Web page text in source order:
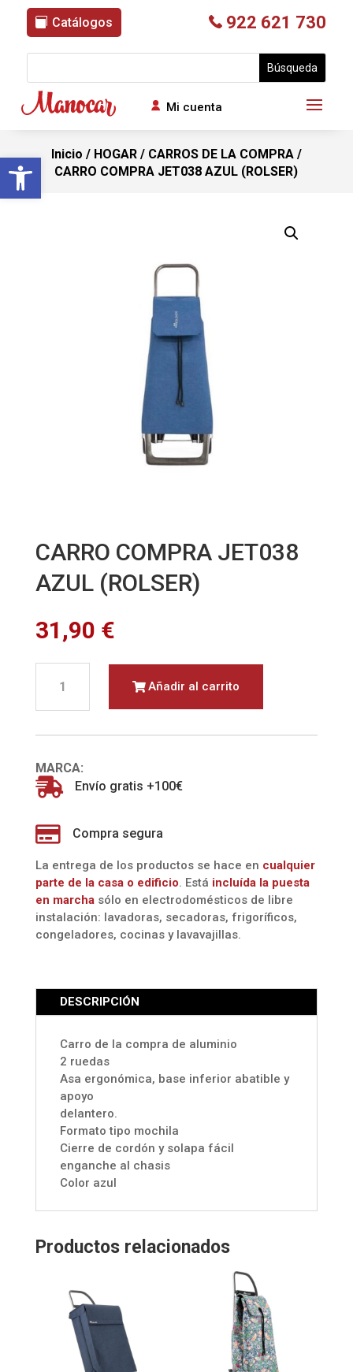
Abrir barra de herramientas
Catálogos 922 621 730
Mi cuenta
Inicio / HOGAR/ CARROS DE LA COMPRA/
CARRO COMPRA JET038 AZUL (ROLSER)
CARRO COMPRA JET038
AZUL (ROLSER)
31,90 €
COMPRA
Añadir al carrito
MARCA:
 Envío gratis +100€
 Compra segura
La entrega de los productos se hace en cualquier
parte de la casa o edificio. Está incluída la puesta
en marchasólo en electrodomésticos de libre
instalación: lavadoras, secadoras, frigoríficos,
congeladores, cocinas y lavavajillas.
DESCRIPCIÓN
Carro de la compra de aluminio
2 ruedas
Asa ergonómica, base inferior abatible y
apoyo
delantero.
Formato tipo mochila
Cierre de cordón y solapa fácil
enganche al chasis
Color azul
Productos relacionados